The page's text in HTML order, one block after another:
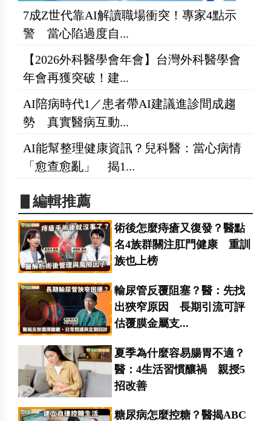
7成Z世代靠AI解讀職場衝突！專家4點示
警 當心陷過度自...
【2026外科醫學會年會】台灣外科醫學會
年會再獲突破！建...
AI陪病時代1／患者帶AI建議進診間成趨
勢 真實醫病互動...
AI能幫整理健康資訊？兒科醫：當心病情
「愈查愈亂」 揭1...
▋編輯推薦
術後怎麼痔瘡又復發？醫點
名4族群關注肛門健康 重訓
族也上榜
輸尿管反覆阻塞？醫：先找
出狹窄原因 長期引流可評
估覆膜金屬支...
夏季為什麼容易腸胃不適？
醫：4生活習慣釀禍 親授5
招改善
糖尿病怎麼控糖？醫揭ABC